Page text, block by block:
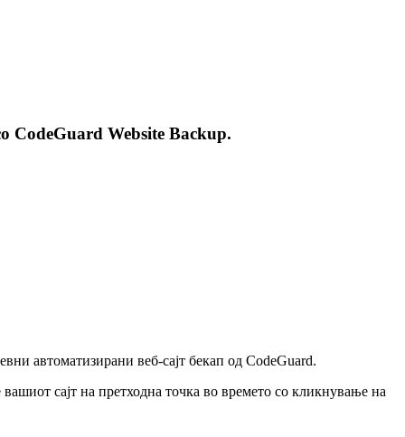
CodeGuard Website Backup.
автоматизирани веб-сајт бекап од CodeGuard.
сајт на претходна точка во времето со кликнување на